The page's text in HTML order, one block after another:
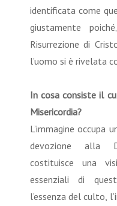
identificata come
giustamente
Risurrezione di
l’uomo si è rivelata
In cosa consiste il
Misericordia?
L’immagine occupa
devozione alla
costituisce una
essenziali di
l’essenza del culto,